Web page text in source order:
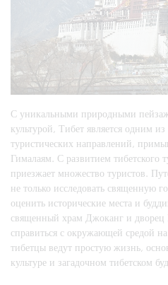
С уникальными природными
культурой, Тибет является одним
туристических направлений,
Гималаям. С развитием тибетского
приезжает множество туристов.
не только исследовать священную
оценить исторические места и
священный храм Джоканг и дворец
справиться с окружающей средой
тибетцы ведут простую жизнь,
культуре и загадочном тибетском